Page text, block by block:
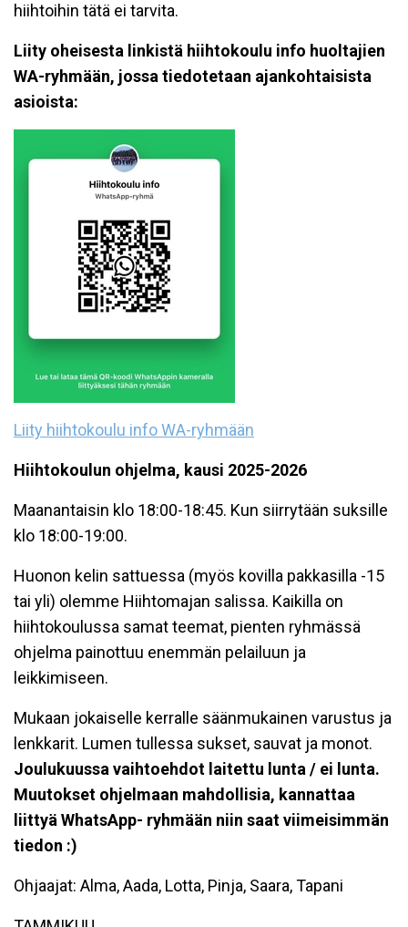
hiihtoihin tätä ei tarvita.
Liity oheisesta linkistä hiihtokoulu info huoltajien
WA-ryhmään, jossa tiedotetaan ajankohtaisista
asioista:
Liity hiihtokoulu info WA-ryhmään
Hiihtokoulun ohjelma, kausi 2025-2026
Maanantaisin klo 18:00-18:45. Kun siirrytään suksille
klo 18:00-19:00.
Huonon kelin sattuessa (myös kovilla pakkasilla -15
tai yli) olemme Hiihtomajan salissa. Kaikilla on
hiihtokoulussa samat teemat, pienten ryhmässä
ohjelma painottuu enemmän pelailuun ja
leikkimiseen.
Mukaan jokaiselle kerralle säänmukainen varustus ja
lenkkarit. Lumen tullessa sukset, sauvat ja monot.
Joulukuussa vaihtoehdot laitettu lunta / ei lunta.
Muutokset ohjelmaan mahdollisia, kannattaa
liittyä WhatsApp- ryhmään niin saat viimeisimmän
tiedon :)
Ohjaajat: Alma, Aada, Lotta, Pinja, Saara, Tapani